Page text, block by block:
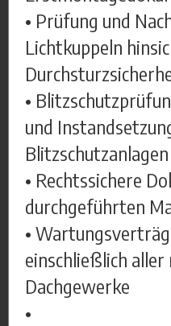
• Prüfung und
Lichtkuppeln
•
und
Blitzschutzanlagen
• Rechtssichere
durchgeführten
•
einschließlich
Dachgewerke
•